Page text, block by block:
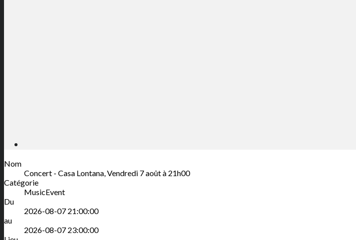
Nom
Concert - Casa Lontana, Vendredi 7 août à 21h00
Catégorie
MusicEvent
Du
2026-08-07 21:00:00
au
2026-08-07 23:00:00